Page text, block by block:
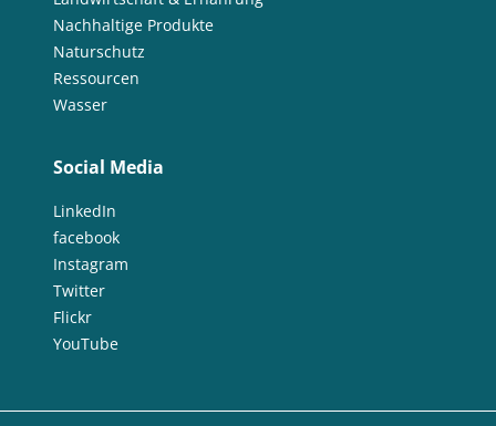
Nachhaltige Produkte
Naturschutz
Ressourcen
Wasser
Social Media
LinkedIn
facebook
Instagram
Twitter
Flickr
YouTube